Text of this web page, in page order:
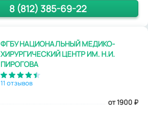
8 (812) 385-69-22
ФГБУ НАЦИОНАЛЬНЫЙ МЕДИКО-
ХИРУРГИЧЕСКИЙ ЦЕНТР ИМ. Н.И.
ПИРОГОВА
11 отзывов
от 1900 ₽